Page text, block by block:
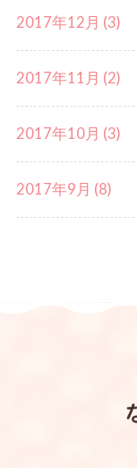
2017年12月 (3)
2017年11月 (2)
2017年10月 (3)
2017年9月 (8)